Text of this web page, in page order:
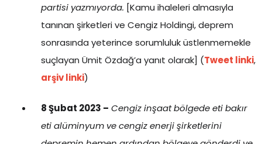
partisi yazmıyorda. [Kamu ihaleleri almasıyla
tanınan şirketleri ve Cengiz Holdingi, deprem
sonrasında yeterince sorumluluk üstlenmemekle
suçlayan Ümit Özdağ’a yanıt olarak] (Tweet linki,
arşiv linki)
8 Şubat 2023 – Cengiz inşaat bölgede eti bakır
eti alüminyum ve cengiz enerji şirketlerini